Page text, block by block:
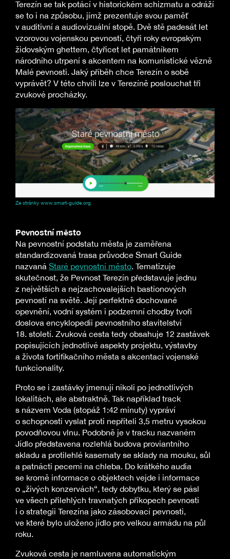
Terezín se tak potácí v historickém schizmatu a odráží
se to i na způsobu, jímž prezentuje svou paměť
v auditivní a audiovizuální stopě. Dvě stě padesát let
vzorovou vojenskou pevností, čtyři roky evropským
židovským ghettem, čtyřicet let památníkem
národního utrpení s akcentem na komunistické vězně
Malé pevnosti. Jaký příběh chce Terezín o sobě
vyprávět? V této chvíli lze v Terezíně poslouchat tři
zvukové procházky.
Ze stránky www.smart-guide.org
Pevnostní město
Na pevnostní podstatu města je zaměřena
standardizovaná trasa průvodce Smart Guide
nazvaná Staré pevnostní město. Tematizuje
skutečnost, že Pevnost Terezín představuje jednu
z největších a nejzachovalejších bastionových
pevností na světě. Její perfektně dochované
opevnění, vodní systém i podzemní chodby tvoří
doslova encyklopedii pevnostního stavitelství
18. století. Zvuková cesta tedy obsahuje 12 zastávek
popisujících jednotlivé aspekty projektu, výstavby
a života fortifikačního města s akcentací vojenské
funkcionality.
Proto se i zastávky jmenují nikoli po jednotlivých
lokalitách, ale abstraktně. Tak například track
s názvem Voda (stopáž 1:42 minuty) vypráví
o schopnosti vyslat proti nepříteli 3,5 metru vysokou
povodňovou vlnu. Podobně je v tracku nazvaném
Jídlo představena rozlehlá budova proviantního
skladu a protilehlé kasematy se sklady na mouku, sůl
a patnácti pecemi na chleba. Do krátkého audia
se kromě informace o objektech vejde i informace
o „živých konzervách“, tedy dobytku, který se pásl
ve všech přilehlých travnatých příkopech pevnosti
i o strategii Terezína jako zásobovací pevnosti,
ve které bylo uloženo jídlo pro velkou armádu na půl
roku.
Zvuková cesta je namluvena automatickým